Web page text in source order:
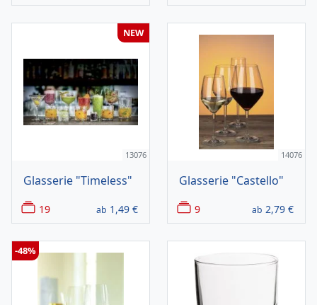
13076
Glasserie "Timeless"
19 ab 1,49 €
NEW
14076
Glasserie "Castello"
9 ab 2,79 €
-48%